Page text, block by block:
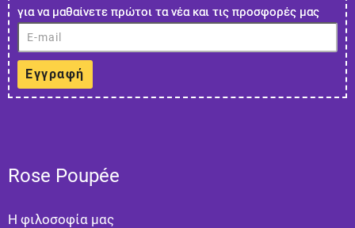
για να μαθαίνετε πρώτοι τα νέα και τις προσφορές μας
Εγγραφή
Rose Poupée
Η φιλοσοφία μας